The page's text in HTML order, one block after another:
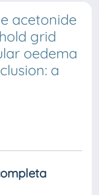
acetonide
grid
oedema
a